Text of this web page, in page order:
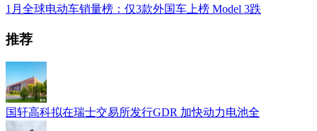
1月全球电动车销量榜：仅3款外国车上榜 Model 3跌
推荐
国轩高科拟在瑞士交易所发行GDR 加快动力电池全